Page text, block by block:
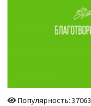
Популярность: 37063